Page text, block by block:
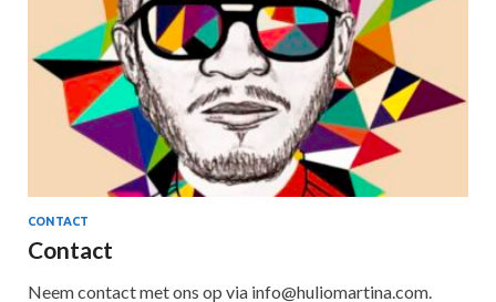
CONTACT
Contact
Neem contact met ons op via info@huliomartina.com.